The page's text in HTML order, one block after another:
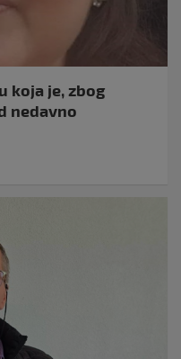
koja je, zbog
nedavno